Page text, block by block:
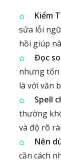
Kiểm
sửa lỗi
hồi giúp
Đọc
nhưng tốn
là với văn
Spell
thường
và độ rõ
Nên
cần cách